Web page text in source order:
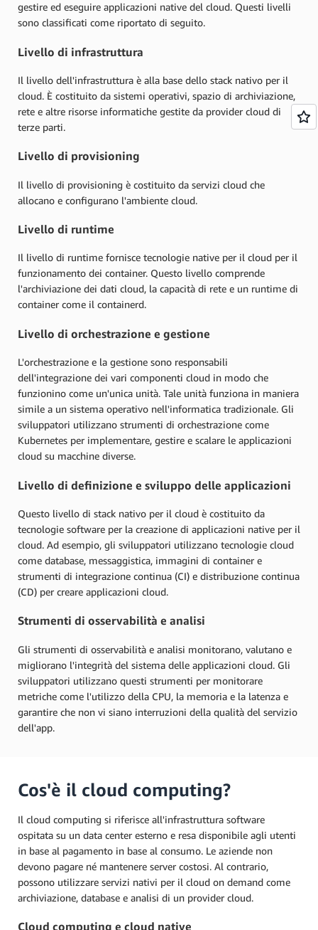
gestire ed eseguire applicazioni native del cloud. Questi livelli
sono classificati come riportato di seguito.
Livello di infrastruttura
Il livello dell'infrastruttura è alla base dello stack nativo per il
cloud. È costituito da sistemi operativi, spazio di archiviazione,
rete e altre risorse informatiche gestite da provider cloud di
terze parti.
Livello di provisioning
Il livello di provisioning è costituito da servizi cloud che
allocano e configurano l'ambiente cloud.
Livello di runtime
Il livello di runtime fornisce tecnologie native per il cloud per il
funzionamento dei container. Questo livello comprende
l'archiviazione dei dati cloud, la capacità di rete e un runtime di
container come il containerd.
Livello di orchestrazione e gestione
L'orchestrazione e la gestione sono responsabili
dell'integrazione dei vari componenti cloud in modo che
funzionino come un'unica unità. Tale unità funziona in maniera
simile a un sistema operativo nell'informatica tradizionale. Gli
sviluppatori utilizzano strumenti di orchestrazione come
Kubernetes per implementare, gestire e scalare le applicazioni
cloud su macchine diverse.
Livello di definizione e sviluppo delle applicazioni
Questo livello di stack nativo per il cloud è costituito da
tecnologie software per la creazione di applicazioni native per il
cloud. Ad esempio, gli sviluppatori utilizzano tecnologie cloud
come database, messaggistica, immagini di container e
strumenti di integrazione continua (CI) e distribuzione continua
(CD) per creare applicazioni cloud.
Strumenti di osservabilità e analisi
Gli strumenti di osservabilità e analisi monitorano, valutano e
migliorano l'integrità del sistema delle applicazioni cloud. Gli
sviluppatori utilizzano questi strumenti per monitorare
metriche come l'utilizzo della CPU, la memoria e la latenza e
garantire che non vi siano interruzioni della qualità del servizio
dell'app.
Cos'è il cloud computing?
Il cloud computing si riferisce all'infrastruttura software
ospitata su un data center esterno e resa disponibile agli utenti
in base al pagamento in base al consumo. Le aziende non
devono pagare né mantenere server costosi. Al contrario,
possono utilizzare servizi nativi per il cloud on demand come
archiviazione, database e analisi di un provider cloud.
Cloud computing e cloud native